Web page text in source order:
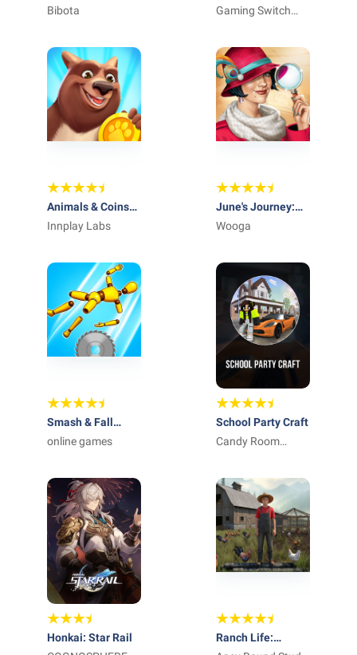
Platformer
Bibota
Racing Game
Gaming Switch
Animals & Coins
Adventure Game
Innplay Labs
June's Journey:
Hidden Objects
Wooga
Smash & Fall
Ragdoll:Kick Doll
online games
School Party Craft
Candy Room
Honkai: Star Rail
Ranch Life: